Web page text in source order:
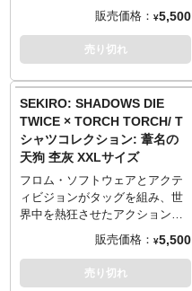
TORCH TORCH OFFICIAL
https://torchtorch.jp/
Lサイズ （73cm／55cm／50cm
／22cm）
XLサイズ （77cm／58cm／
XXLサイズ （84cm／68cm／
60cm／26cm）
──────────────────
■マテリアル
綿100% 5.6oz ヘビーウェイトボ
ディ
※杢灰のみ 綿90%、ポリエステ
ル10% 5.6oz ヘビーウェイトボ
TORCH TORCH OFFICIAL
https://torchtorch.jp/
た。「HUNT THE RAT…」の柔
らかな吹き出しが、天狗の愛嬌
ある一面を表現しています。
オンスを採用。着心地が良く、
何度洗っても型崩れしづらく風
合いが出るのが特徴です。袖に
縫い付けられた特製の「壺の貴
人ワッペン」には、ファンなら
にやりとさせられるはず。
──────────────────
■サイズ（着丈／身幅／肩幅／袖
Sサイズ （65cm／49cm／42cm
／19cm）
Mサイズ （69cm／52cm／46cm
アドベンチャーゲーム
『SEKIRO: SHADOWS DIE
TWICE』。「TORCH TORCH」
とのコラボレーションTシャツ、
呼ぶ謎の男、「葦名の天狗」。
面と蓑を身にまとい、内府の密
偵を狩るために暗躍する彼の正
体とは……？そんな世を忍ぶ豪
傑の姿を、原田隼（TORCH
TORCH）が鉛筆画で描き下ろ
し。風格のある後ろ姿をグラデ
た。「HUNT THE RAT…」の柔
らかな吹き出しが、天狗の愛嬌
ある一面を表現しています。
販売価格： ¥5,500
売り切れ
SEKIRO: SHADOWS DIE
TWICE × TORCH TORCH/ T
シャツコレクション: 葦名の
天狗 杢灰 XXLサイズ
フロム・ソフトウェアとアクテ
ィビジョンがタッグを組み、世
界中を熱狂させたアクション・
アドベンチャーゲーム
『SEKIRO: SHADOWS DIE
TWICE』。「TORCH TORCH」
とのコラボレーションTシャツ、
販売価格： ¥5,500
売り切れ